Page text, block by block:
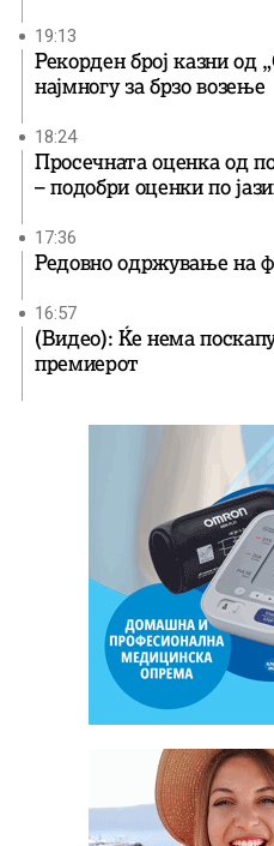
19:13
Рекорден број казни од
најмногу за брзо возење
18:24
Просечната оценка од
– подобри оценки по
17:36
Редовно одржување на
16:57
(Видео): Ќе нема
премиерот